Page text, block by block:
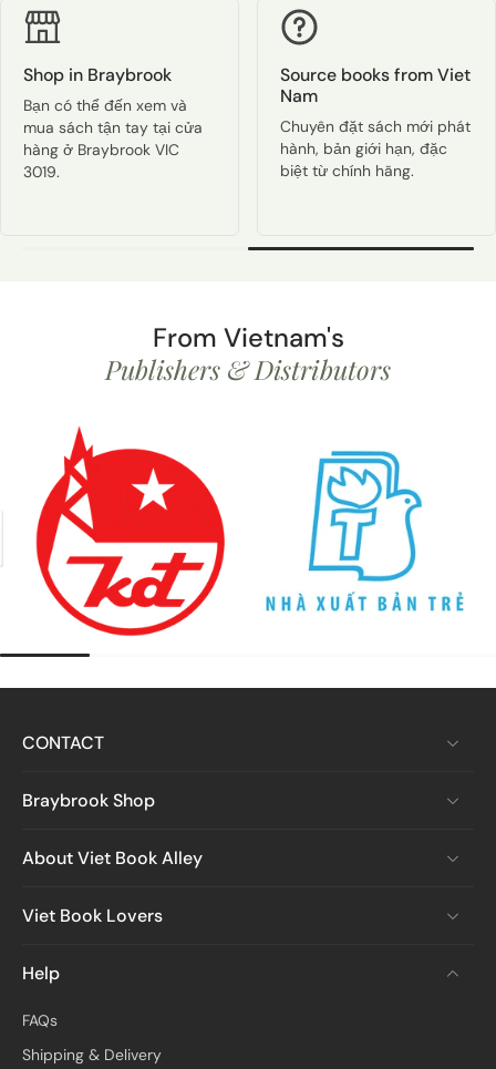
Shop in Braybrook
Bạn có thể đến xem và
mua sách tận tay tại cửa
hàng ở Braybrook VIC
3019.
Source books from Viet
Nam
Chuyên đặt sách mới phát
hành, bản giới hạn, đặc
biệt từ chính hãng.
From Vietnam's
Publishers & Distributors
CONTACT
Braybrook Shop
About Viet Book Alley
Viet Book Lovers
Help
FAQs
Shipping & Delivery